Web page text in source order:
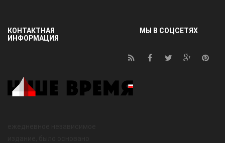
КОНТАКТНАЯ
ИНФОРМАЦИЯ
МЫ В СОЦСЕТЯХ